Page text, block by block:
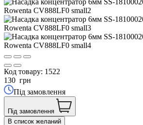
Код товару: 1522
130 грн
Під замовлення
Під замовлення
В список желаний